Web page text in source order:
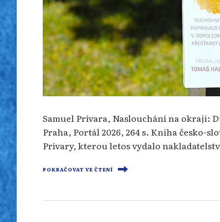
Samuel Prívara, Naslouchání na okraji:
Praha, Portál 2026, 264 s. Kniha česko-
Prívary, kterou letos vydalo
POKRAČOVAT VE ČTENÍ